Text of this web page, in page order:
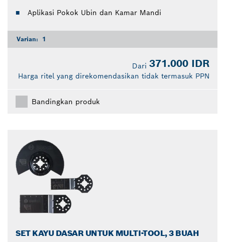
Aplikasi Pokok Ubin dan Kamar Mandi
Varian: 1
Dari 371.000 IDR
Harga ritel yang direkomendasikan tidak termasuk PPN
Bandingkan produk
SET KAYU DASAR UNTUK MULTI-TOOL, 3 BUAH